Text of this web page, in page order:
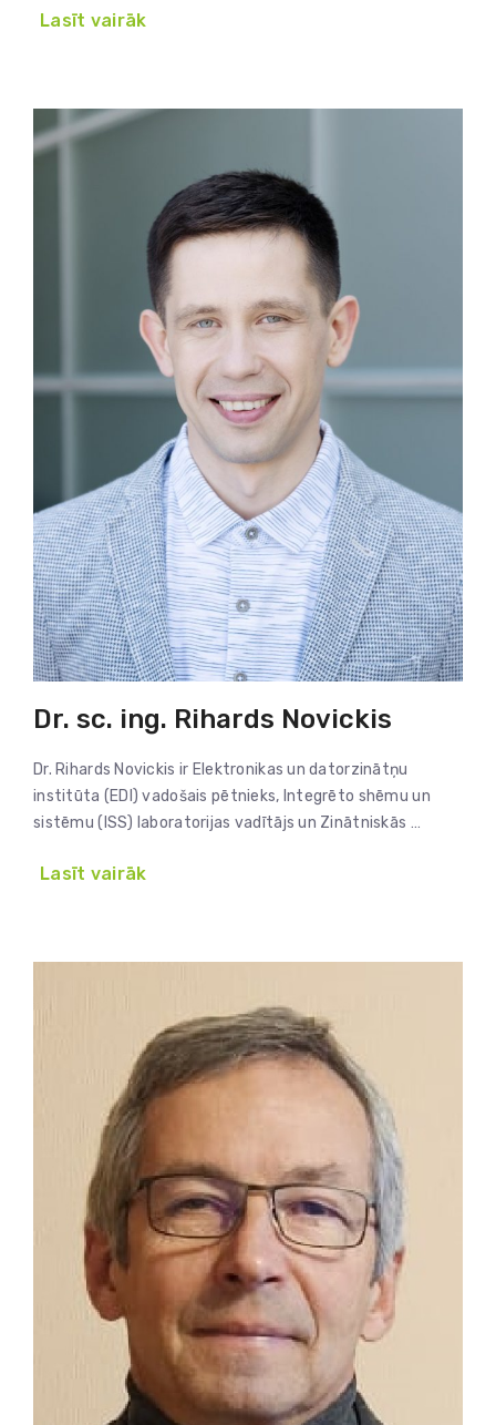
Lasīt vairāk
Dr. sc. ing. Rihards Novickis
Dr. Rihards Novickis ir Elektronikas un datorzinātņu
institūta (EDI) vadošais pētnieks, Integrēto shēmu un
sistēmu (ISS) laboratorijas vadītājs un Zinātniskās …
Lasīt vairāk